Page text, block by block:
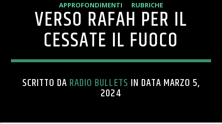
APPROFONDIMENTI RUBRICHE
VERSO RAFAH PER IL
CESSATE IL FUOCO
SCRITTO DA RADIO BULLETS IN DATA MARZO 5,
2024